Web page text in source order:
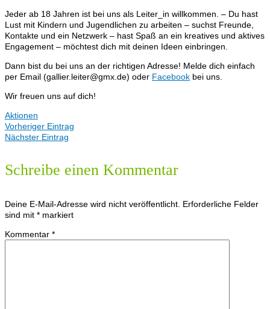
Jeder ab 18 Jahren ist bei uns als Leiter_in willkommen. – Du hast
Lust mit Kindern und Jugendlichen zu arbeiten – suchst Freunde,
Kontakte und ein Netzwerk – hast Spaß an ein kreatives und aktives
Engagement – möchtest dich mit deinen Ideen einbringen.
Dann bist du bei uns an der richtigen Adresse! Melde dich einfach
per Email (gallier.leiter@gmx.de) oder Facebook bei uns.
Wir freuen uns auf dich!
Aktionen
Vorheriger Eintrag
Nächster Eintrag
Schreibe einen Kommentar
Deine E-Mail-Adresse wird nicht veröffentlicht. Erforderliche Felder
sind mit * markiert
Kommentar *